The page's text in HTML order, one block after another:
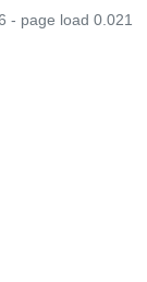
- page load 0.021